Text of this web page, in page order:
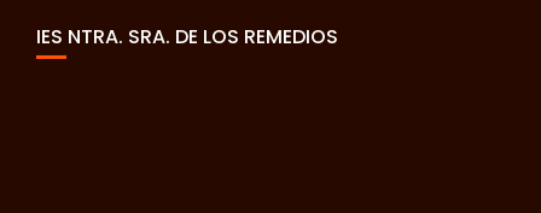
IES NTRA. SRA. DE LOS REMEDIOS